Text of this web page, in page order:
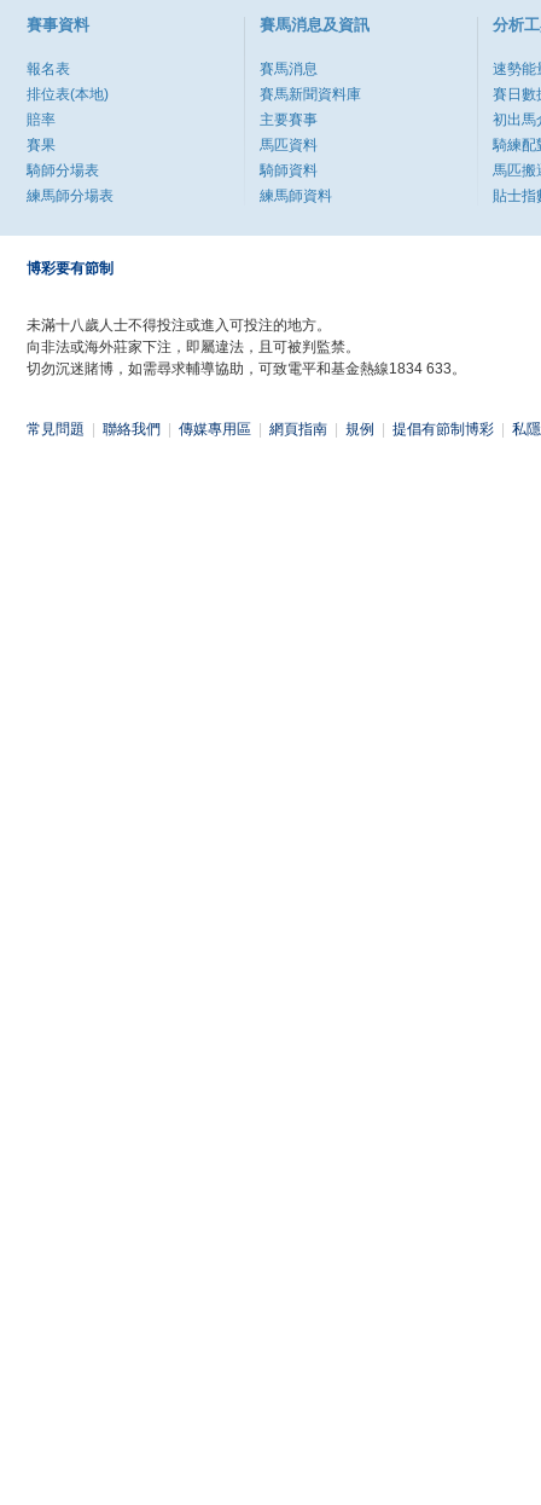
賽事資料
報名表
排位表(本地)
賠率
賽果
騎師分場表
練馬師分場表
賽馬消息及資訊
賽馬消息
賽馬新聞資料庫
主要賽事
馬匹資料
騎師資料
練馬師資料
分析
速勢能
賽日數
初出馬
騎練配
馬匹搬
貼士指
博彩要有節制
未滿十八歲人士不得投注或進入可投注的地方。
向非法或海外莊家下注，即屬違法，且可被判監禁。
切勿沉迷賭博，如需尋求輔導協助，可致電平和基金熱線1834 633。
常見問題 聯絡我們 傳媒專用區 網頁指南 規例 提倡有節制博彩 私